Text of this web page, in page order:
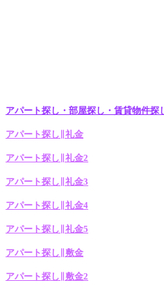
アパート探し・部屋探し・賃貸物件探
アパート探し∥礼金
アパート探し∥礼金2
アパート探し∥礼金3
アパート探し∥礼金4
アパート探し∥礼金5
アパート探し∥敷金
アパート探し∥敷金2